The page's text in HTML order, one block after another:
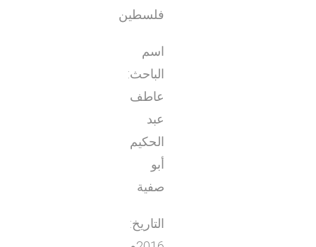
فلسطين
اسم
الباحث:
عاطف
عبد
الحكيم
أبو
صفية
التاريخ: